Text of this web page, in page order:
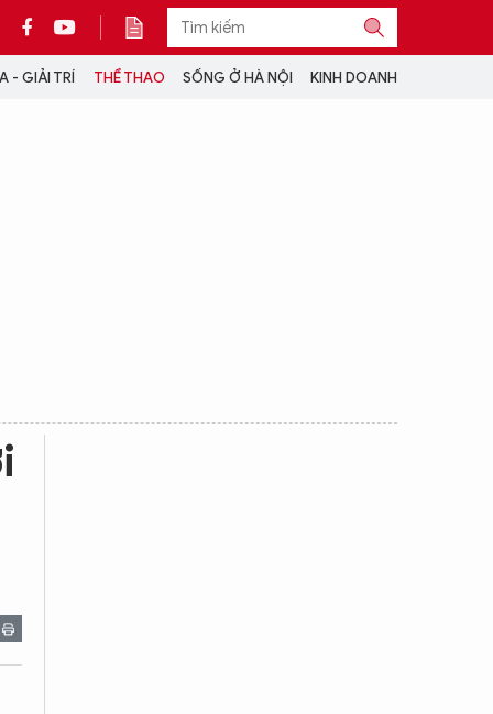
- GIẢI TRÍ THỂ THAO SỐNG Ở HÀ NỘI KINH DOANH